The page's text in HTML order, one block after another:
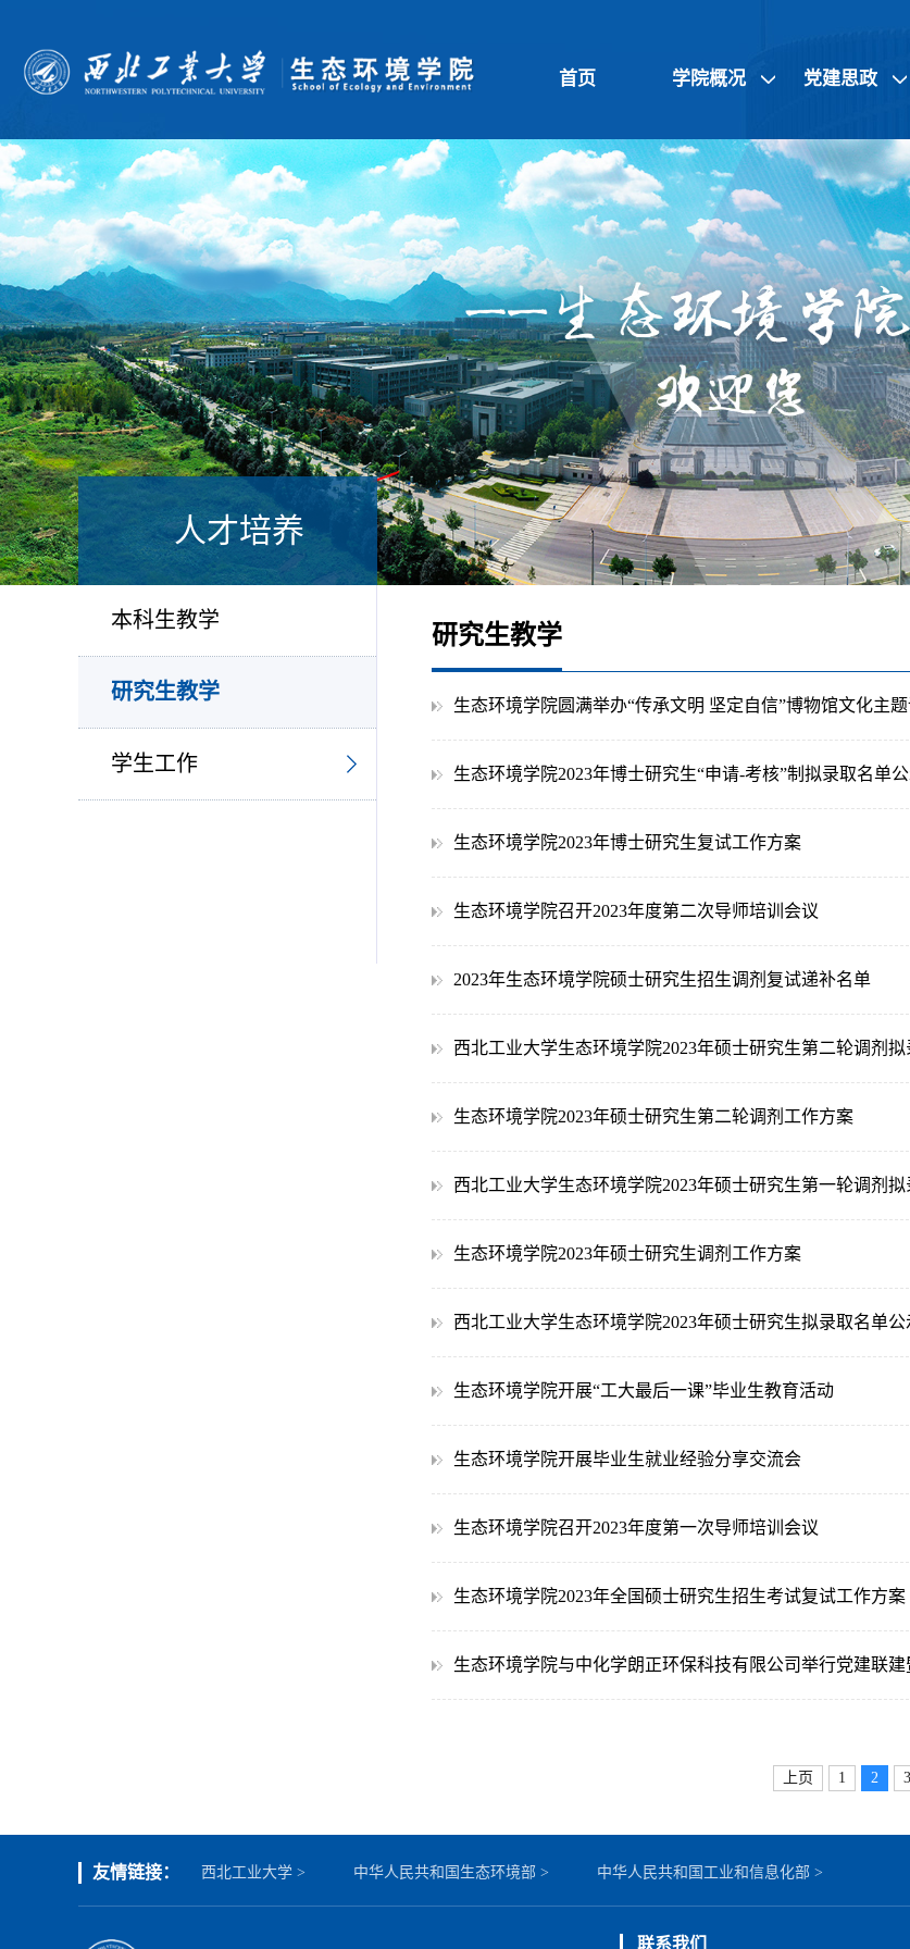
首页 学院概况 党建思政
人才培养
本科生教学
研究生教学
学生工作
研究生教学
生态环境学院圆满举办“传承文明 坚定自信”博物馆文化主
生态环境学院2023年博士研究生“申请-考核”制拟录取名单
生态环境学院2023年博士研究生复试工作方案
生态环境学院召开2023年度第二次导师培训会议
2023年生态环境学院硕士研究生招生调剂复试递补名单
西北工业大学生态环境学院2023年硕士研究生第二轮调剂
生态环境学院2023年硕士研究生第二轮调剂工作方案
西北工业大学生态环境学院2023年硕士研究生第一轮调剂
生态环境学院2023年硕士研究生调剂工作方案
西北工业大学生态环境学院2023年硕士研究生拟录取名单公
生态环境学院开展“工大最后一课”毕业生教育活动
生态环境学院开展毕业生就业经验分享交流会
生态环境学院召开2023年度第一次导师培训会议
生态环境学院2023年全国硕士研究生招生考试复试工作方案
生态环境学院与中化学朗正环保科技有限公司举行党建联
上页 1 2 3
友情链接： 西北工业大学 > 中华人民共和国生态环境部 > 中华人民共和国工业和信息化部 >
联系我们